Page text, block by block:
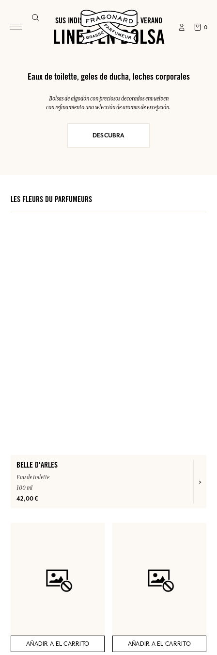
0
SUS INDISPENSABLES PARA EL VERANO
LINEA EN BOLSA
Eaux de toilette, geles de ducha, leches corporales
Bolsas de algodón con preciosos decorados envuelven
con refinamiento una selección de aromas de excepción.
DESCUBRA
LES FLEURS DU PARFUMEURS
BELLE D'ARLES
Eau de toilette
100 ml
42,00 €
AÑADIR A EL CARRITO AÑADIR A EL CARRITO